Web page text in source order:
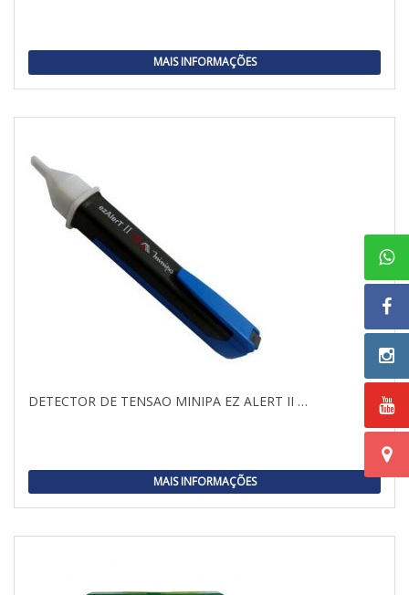
MAIS INFORMAÇÕES
DETECTOR DE TENSAO MINIPA EZ ALERT II …
MAIS INFORMAÇÕES